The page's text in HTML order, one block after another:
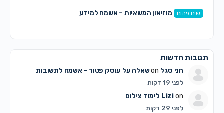
שיח פתוח מוזיאון המשאיות – אשמח למידע
תגובות חדשות
חני סגל שאלה על עוסק פטור – אשמח לתשובות
לפני 19 דקות
Lizion לימוד צילום
לפני 29 דקות